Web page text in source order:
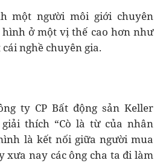
một người môi giới chuyên
ở một vị thế cao hơn như
nghề chuyên gia.
ty CP Bất động sản Keller
thích “Cò là từ của nhân
là kết nối giữa người mua
xưa nay các ông cha ta đi làm